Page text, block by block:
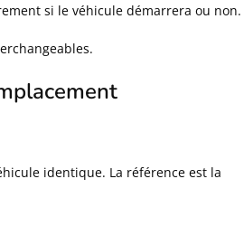
si le véhicule démarrera ou non.
identique. La référence est la